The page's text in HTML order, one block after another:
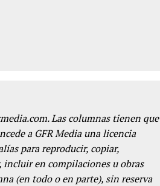
Las columnas tienen que
a GFR Media una licencia
para reproducir, copiar,
en compilaciones u obras
(en todo o en parte), sin reserva